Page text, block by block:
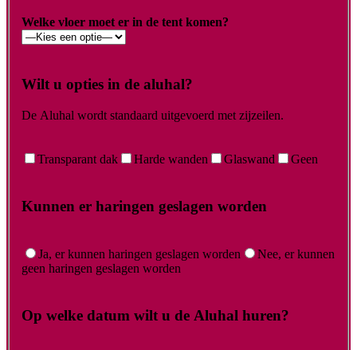
Welke vloer moet er in de tent komen?
Wilt u opties in de aluhal?
De Aluhal wordt standaard uitgevoerd met zijzeilen.
Transparant dak Harde wanden Glaswand Geen
Kunnen er haringen geslagen worden
Ja, er kunnen haringen geslagen worden
Nee, er kunnen
geen haringen geslagen worden
Op welke datum wilt u de Aluhal huren?